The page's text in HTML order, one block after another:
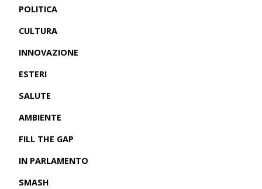
POLITICA
CULTURA
INNOVAZIONE
ESTERI
SALUTE
AMBIENTE
FILL THE GAP
IN PARLAMENTO
SMASH